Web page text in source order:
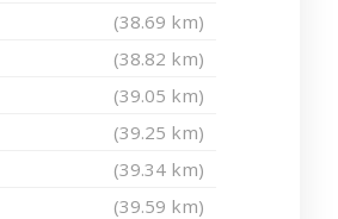
(38.69 km)
(38.82 km)
(39.05 km)
(39.25 km)
(39.34 km)
(39.59 km)